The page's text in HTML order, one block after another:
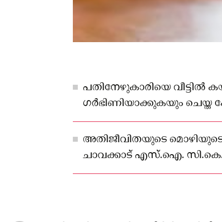
പതിനേഴുകാരിയെ വീട്ടിൽ
ഗർഭിണിയാക്കുകയും ചെയ്ത
വർഷം കഠിനതടവും രണ്ടര
ശിക്ഷ.
അതിജീവിതയുടെ
ചാവക്കാട് എസ്.ഐ.
രജിസ്റ്റർ ചെയ്തു.